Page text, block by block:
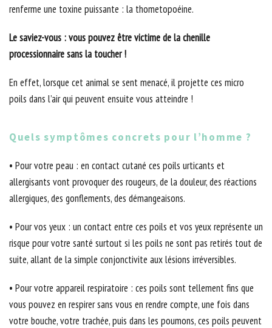
renferme une toxine puissante : la thometopoéine.
Le saviez-vous : vous pouvez être victime de la chenille
processionnaire sans la toucher !
En effet, lorsque cet animal se sent menacé, il projette ces micro
poils dans l’air qui peuvent ensuite vous atteindre !
Quels symptômes concrets pour l’homme ?
• Pour votre peau : en contact cutané ces poils urticants et
allergisants vont provoquer des rougeurs, de la douleur, des réactions
allergiques, des gonflements, des démangeaisons.
• Pour vos yeux : un contact entre ces poils et vos yeux représente un
risque pour votre santé surtout si les poils ne sont pas retirés tout de
suite, allant de la simple conjonctivite aux lésions irréversibles.
• Pour votre appareil respiratoire : ces poils sont tellement fins que
vous pouvez en respirer sans vous en rendre compte, une fois dans
votre bouche, votre trachée, puis dans les poumons, ces poils peuvent